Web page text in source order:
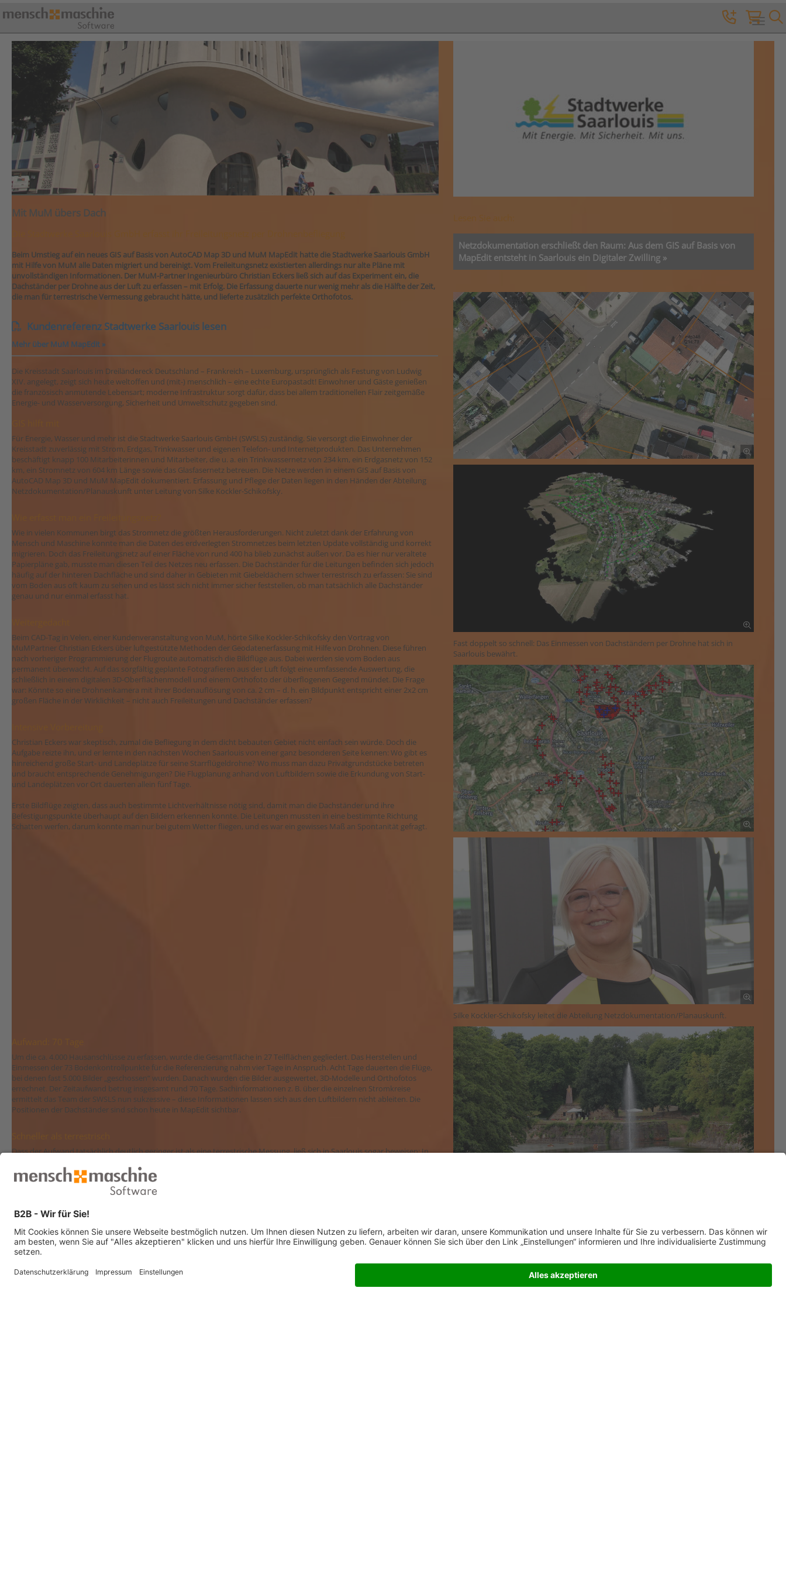
Toggle
Mit MuM übers Dach
Beim Umstieg auf ein neues GIS auf Basis von AutoCAD Map 3D und MuM MapEdit hatte die Stadtwerke Saarlouis GmbH
mit Hilfe von MuM alle Daten migriert und bereinigt. Vom Freileitungsnetz existierten allerdings nur alte Pläne mit
unvollständigen Informationen. Der MuM-Partner Ingenieurbüro Christian Eckers ließ sich auf das Experiment ein, die
Dachständer per Drohne aus der Luft zu erfassen – mit Erfolg. Die Erfassung dauerte nur wenig mehr als die Hälfte der Zeit,
die man für terrestrische Vermessung gebraucht hätte, und lieferte zusätzlich perfekte Orthofotos.
Kundenreferenz Stadtwerke Saarlouis lesen
Mehr über MuM MapEdit »
Die Kreisstadt Saarlouis im Dreiländereck Deutschland – Frankreich – Luxemburg, ursprünglich als Festung von Ludwig
XIV. angelegt, zeigt sich heute weltoffen und (mit-) menschlich – eine echte Europastadt! Einwohner und Gäste genießen
die französisch anmutende Lebensart; moderne Infrastruktur sorgt dafür, dass bei allem traditionellen Flair zeitgemäße
Energie- und Wasserversorgung, Sicherheit und Umweltschutz gegeben sind.
Für Energie, Wasser und mehr ist die Stadtwerke Saarlouis GmbH (SWSLS) zuständig. Sie versorgt die Einwohner der
Kreisstadt zuverlässig mit Strom, Erdgas, Trinkwasser und eigenen Telefon- und Internetprodukten. Das Unternehmen
beschäftigt knapp 100 Mitarbeiterinnen und Mitarbeiter, die u. a. ein Trinkwassernetz von 234 km, ein Erdgasnetz von 152
km, ein Stromnetz von 604 km Länge sowie das Glasfasernetz betreuen. Die Netze werden in einem GIS auf Basis von
AutoCAD Map 3D und MuM MapEdit dokumentiert. Erfassung und Pflege der Daten liegen in den Händen der Abteilung
Netzdokumentation/Planauskunft unter Leitung von Silke Kockler-Schikofsky.
Wie in vielen Kommunen birgt das Stromnetz die größten Herausforderungen. Nicht zuletzt dank der Erfahrung von
Mensch und Maschine konnte man die Daten des erdverlegten Stromnetzes beim letzten Update vollständig und korrekt
migrieren. Doch das Freileitungsnetz auf einer Fläche von rund 400 ha blieb zunächst außen vor. Da es hier nur veraltete
Papierpläne gab, musste man diesen Teil des Netzes neu erfassen. Die Dachständer für die Leitungen befinden sich jedoch
häufig auf der hinteren Dachfläche und sind daher in Gebieten mit Giebeldächern schwer terrestrisch zu erfassen: Sie sind
vom Boden aus oft kaum zu sehen und es lässt sich nicht immer sicher feststellen, ob man tatsächlich alle Dachständer
genau und nur einmal erfasst hat.
Beim CAD-Tag in Velen, einer Kundenveranstaltung von MuM, hörte Silke Kockler-Schikofsky den Vortrag von
MuMPartner Christian Eckers über luftgestützte Methoden der Geodatenerfassung mit Hilfe von Drohnen. Diese führen
nach vorheriger Programmierung der Flugroute automatisch die Bildflüge aus. Dabei werden sie vom Boden aus
permanent überwacht. Auf das sorgfältig geplante Fotografieren aus der Luft folgt eine umfassende Auswertung, die
schließlich in einem digitalen 3D-Oberflächenmodell und einem Orthofoto der überflogenen Gegend mündet. Die Frage
war: Könnte so eine Drohnenkamera mit ihrer Bodenauflösung von ca. 2 cm – d. h. ein Bildpunkt entspricht einer 2x2 cm
großen Fläche in der Wirklichkeit – nicht auch Freileitungen und Dachständer erfassen?
Christian Eckers war skeptisch, zumal die Befliegung in dem dicht bebauten Gebiet nicht einfach sein würde. Doch die
Aufgabe reizte ihn, und er lernte in den nächsten Wochen Saarlouis von einer ganz besonderen Seite kennen: Wo gibt es
hinreichend große Start- und Landeplätze für seine Starrflügeldrohne? Wo muss man dazu Privatgrundstücke betreten
und braucht entsprechende Genehmigungen? Die Flugplanung anhand von Luftbildern sowie die Erkundung von Start-
und Landeplätzen vor Ort dauerten allein fünf Tage.
Erste Bildflüge zeigten, dass auch bestimmte Lichtverhältnisse nötig sind, damit man die Dachständer und ihre
Befestigungspunkte überhaupt auf den Bildern erkennen konnte. Die Leitungen mussten in eine bestimmte Richtung
Schatten werfen, darum konnte man nur bei gutem Wetter fliegen, und es war ein gewisses Maß an Spontanität gefragt.
Netzdokumentation erschließt den Raum: Aus dem GIS auf Basis von
MapEdit entsteht in Saarlouis ein Digitaler Zwilling »
Fast doppelt so schnell: Das Einmessen von Dachständern per Drohne hat sich in
Saarlouis bewährt.
Silke Kockler-Schikofsky leitet die Abteilung Netzdokumentation/Planauskunft.
Um die ca. 4.000 Hausanschlüsse zu erfassen, wurde die Gesamtfläche in 27 Teilflächen gegliedert. Das Herstellen und
Einmessen der 73 Bodenkontrollpunkte für die Referenzierung nahm vier Tage in Anspruch. Acht Tage dauerten die Flüge,
bei denen fast 5.000 Bilder „geschossen“ wurden. Danach wurden die Bilder ausgewertet, 3D-Modelle und Orthofotos
errechnet. Der Zeitaufwand betrug insgesamt rund 70 Tage. Sachinformationen z. B. über die einzelnen Stromkreise
ermittelt das Team der SWSLS nun sukzessive – diese Informationen lassen sich aus den Luftbildern nicht ableiten. Die
Positionen der Dachständer sind schon heute in MapEdit sichtbar.
Dass der Aufwand tatsächlich deutlich geringer ist als eine terrestrische Messung, ließ sich in Saarlouis sogar beweisen: In
dauerte fast doppelt so lange wie die luftgestützte Erfassung. Bei dieser Gelegenheit hat man einige Ständer sowohl
terrestrisch als auch aus der Luft vermessen, um die Punktgenauigkeit zu verifizieren. Durch Koordinatenvergleich konnte
man nachweisen, dass die erreichte Lagegenauigkeit aus dem Bildflug ca. 4 cm, d. h. 2× der Bodenauflösung, entsprach.
Rundum gut betreut
Immer mehr Abteilungen innerhalb der SWSLS erkennen die Möglichkeiten des GIS und beginnen, sie zu nutzen. „Die
Erfassung der Freileitungen ist nicht das einzige Projekt, das wir mit MuM abwickeln“, erzählt Silke Kockler-Schikofsky. „Als
Nächstes starten wir mit der Planauskunft. Dann können Baufirmen Pläne online anfordern und abrufen. Ein weiteres
Projekt ist ein Kataster für die Genehmigung von Durchlauferhitzern.“ Die SWSLS fühlt sich bei MuM in guten Händen für
viele weitere Projekte.